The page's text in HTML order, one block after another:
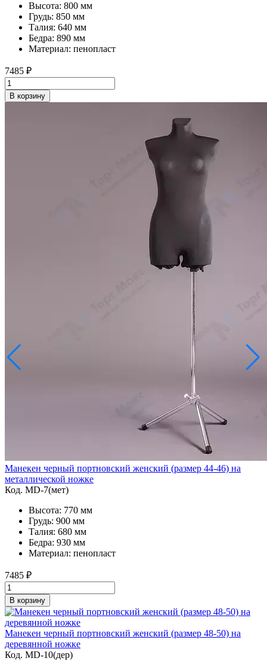
Высота: 800 мм
Грудь: 850 мм
Талия: 640 мм
Бедра: 890 мм
Материал: пенопласт
7485 ₽
В корзину
Манекен черный портновский женский (размер 44-46) на
металлической ножке
Код. MD-7(мет)
Высота: 770 мм
Грудь: 900 мм
Талия: 680 мм
Бедра: 930 мм
Материал: пенопласт
7485 ₽
В корзину
Манекен черный портновский женский (размер 48-50) на
деревянной ножке
Код. MD-10(дер)